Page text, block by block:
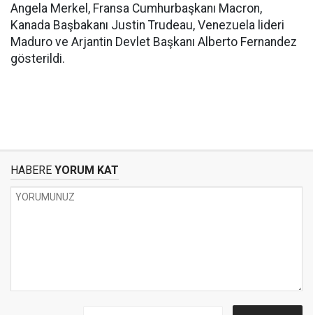
Angela Merkel, Fransa Cumhurbaşkanı Macron,
Kanada Başbakanı Justin Trudeau, Venezuela lideri
Maduro ve Arjantin Devlet Başkanı Alberto Fernandez
gösterildi.
HABERE YORUM KAT